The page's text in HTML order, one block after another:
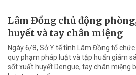
Lâm Đồng chủ động
huyết và tay chân miệng
Ngày 6/8, Sở Y tế tỉnh Lâm Đồng tổ
quy phạm pháp luật và tập huấn giám
sốt xuất huyết Dengue, tay chân miệng